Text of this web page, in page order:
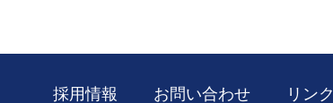
採用情報 お問い合わせ リンク